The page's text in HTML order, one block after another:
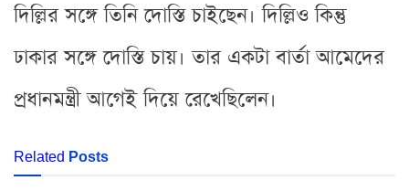
দিল্লির সঙ্গে তিনি দোস্তি চাইছেন। দিল্লিও কিন্তু
ঢাকার সঙ্গে দোস্তি চায়। তার একটা বার্তা আমেদের
প্রধানমন্ত্রী আগেই দিয়ে রেখেছিলেন।
Related Posts